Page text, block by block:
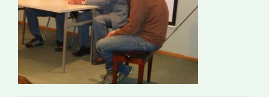
Izdavaštvo
Korisne informacije